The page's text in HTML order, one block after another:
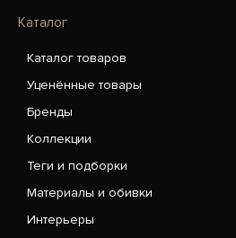
Каталог
Каталог товаров
Уценённые товары
Бренды
Коллекции
Теги и подборки
Материалы и обивки
Интерьеры